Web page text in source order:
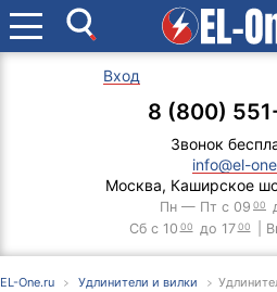
Вход
8 (800)
Звонок
info@el-
Москва, Каширское
Пн — Пт с 09 00
Сб с 10 00 до 17 00 |
EL-One.ru Удлинители и вилки